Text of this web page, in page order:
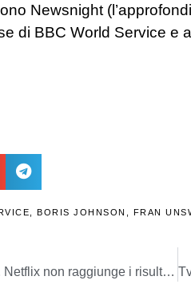
Newsnight
di BBC World Service e
BORIS JOHNSON FRAN
Streaming video on demand. Netflix non raggiunge i risultati sperati negli Usa. In crescita negli altri Paesi, ma resisterà a Disney e alla concorrenza?